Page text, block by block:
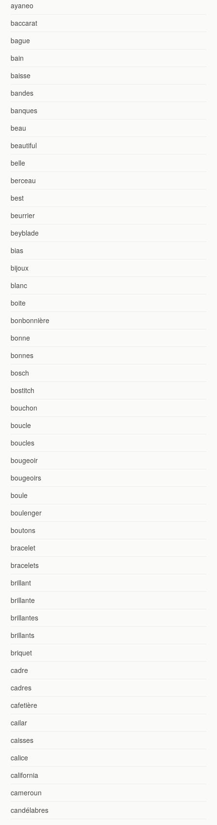
ayaneo
baccarat
bague
bain
baisse
bandes
banques
beau
beautiful
belle
berceau
best
beurrier
beyblade
bias
bijoux
blanc
boite
bonbonnière
bonne
bonnes
bosch
bostitch
bouchon
boucle
boucles
bougeoir
bougeoirs
boule
boulenger
boutons
bracelet
bracelets
brillant
brillante
brillantes
brillants
briquet
cadre
cadres
cafetière
cailar
caisses
calice
california
cameroun
candélabres